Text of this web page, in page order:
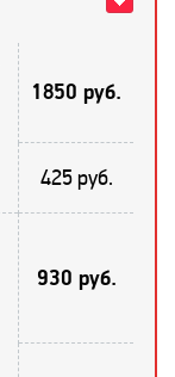
1850 руб.
425 руб.
930 руб.